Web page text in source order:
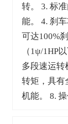
转。 3. 标
能。 4. 刹
可达100%
（1ψ/1HP
多段速运转
转矩，具有
机能。 8.